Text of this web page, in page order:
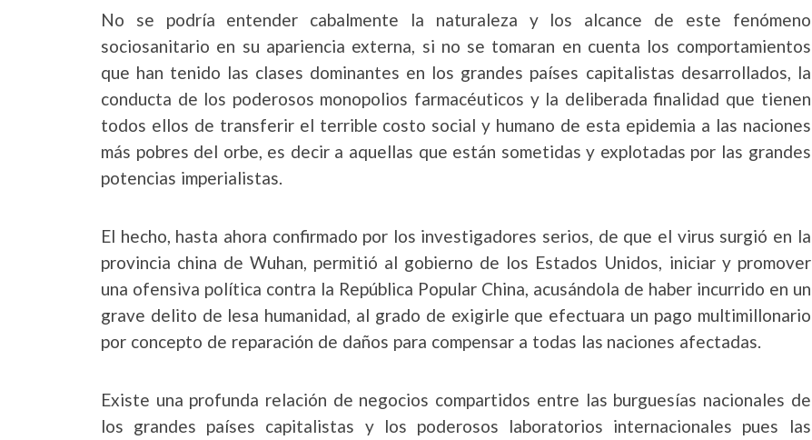
No se podría entender cabalmente la naturaleza y los alcance de este fenómeno
sociosanitario en su apariencia externa, si no se tomaran en cuenta los comportamientos
que han tenido las clases dominantes en los grandes países capitalistas desarrollados, la
conducta de los poderosos monopolios farmacéuticos y la deliberada finalidad que tienen
todos ellos de transferir el terrible costo social y humano de esta epidemia a las naciones
más pobres del orbe, es decir a aquellas que están sometidas y explotadas por las grandes
potencias imperialistas.
El hecho, hasta ahora confirmado por los investigadores serios, de que el virus surgió en la
provincia china de Wuhan, permitió al gobierno de los Estados Unidos, iniciar y promover
una ofensiva política contra la República Popular China, acusándola de haber incurrido en un
grave delito de lesa humanidad, al grado de exigirle que efectuara un pago multimillonario
por concepto de reparación de daños para compensar a todas las naciones afectadas.
Existe una profunda relación de negocios compartidos entre las burguesías nacionales de
los grandes países capitalistas y los poderosos laboratorios internacionales pues las